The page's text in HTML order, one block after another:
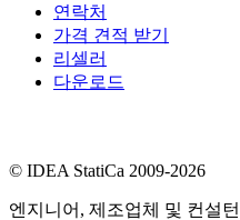
연락처
가격 견적 받기
리셀러
다운로드
© IDEA StatiCa 2009-2026
엔지니어, 제조업체 및 컨설